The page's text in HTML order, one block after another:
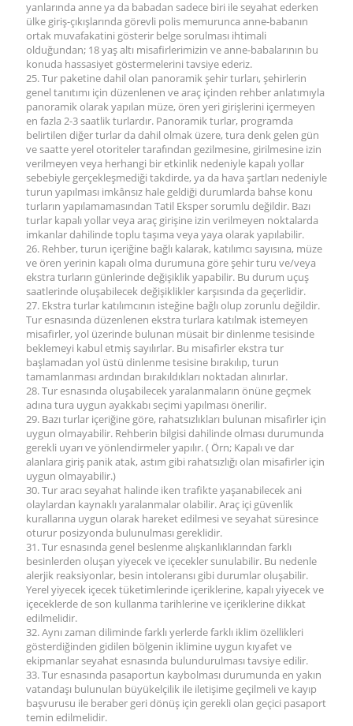
yanlarında anne ya da babadan sadece biri ile seyahat ederken
ülke giriş-çıkışlarında görevli polis memurunca anne-babanın
ortak muvafakatini gösterir belge sorulması ihtimali
olduğundan; 18 yaş altı misafirlerimizin ve anne-babalarının bu
konuda hassasiyet göstermelerini tavsiye ederiz.
25. Tur paketine dahil olan panoramik şehir turları, şehirlerin
genel tanıtımı için düzenlenen ve araç içinden rehber anlatımıyla
panoramik olarak yapılan müze, ören yeri girişlerini içermeyen
en fazla 2-3 saatlik turlardır. Panoramik turlar, programda
belirtilen diğer turlar da dahil olmak üzere, tura denk gelen gün
ve saatte yerel otoriteler tarafından gezilmesine, girilmesine izin
verilmeyen veya herhangi bir etkinlik nedeniyle kapalı yollar
sebebiyle gerçekleşmediği takdirde, ya da hava şartları nedeniyle
turun yapılması imkânsız hale geldiği durumlarda bahse konu
turların yapılamamasından Tatil Eksper sorumlu değildir. Bazı
turlar kapalı yollar veya araç girişine izin verilmeyen noktalarda
imkanlar dahilinde toplu taşıma veya yaya olarak yapılabilir.
26. Rehber, turun içeriğine bağlı kalarak, katılımcı sayısına, müze
ve ören yerinin kapalı olma durumuna göre şehir turu ve/veya
ekstra turların günlerinde değişiklik yapabilir. Bu durum uçuş
saatlerinde oluşabilecek değişiklikler karşısında da geçerlidir.
27. Ekstra turlar katılımcının isteğine bağlı olup zorunlu değildir.
Tur esnasında düzenlenen ekstra turlara katılmak istemeyen
misafirler, yol üzerinde bulunan müsait bir dinlenme tesisinde
beklemeyi kabul etmiş sayılırlar. Bu misafirler ekstra tur
başlamadan yol üstü dinlenme tesisine bırakılıp, turun
tamamlanması ardından bırakıldıkları noktadan alınırlar.
28. Tur esnasında oluşabilecek yaralanmaların önüne geçmek
adına tura uygun ayakkabı seçimi yapılması önerilir.
29. Bazı turlar içeriğine göre, rahatsızlıkları bulunan misafirler için
uygun olmayabilir. Rehberin bilgisi dahilinde olması durumunda
gerekli uyarı ve yönlendirmeler yapılır. ( Örn; Kapalı ve dar
alanlara giriş panik atak, astım gibi rahatsızlığı olan misafirler için
uygun olmayabilir.)
30. Tur aracı seyahat halinde iken trafikte yaşanabilecek ani
olaylardan kaynaklı yaralanmalar olabilir. Araç içi güvenlik
kurallarına uygun olarak hareket edilmesi ve seyahat süresince
oturur posizyonda bulunulması gereklidir.
31. Tur esnasında genel beslenme alışkanlıklarından farklı
besinlerden oluşan yiyecek ve içecekler sunulabilir. Bu nedenle
alerjik reaksiyonlar, besin intoleransı gibi durumlar oluşabilir.
Yerel yiyecek içecek tüketimlerinde içeriklerine, kapalı yiyecek ve
içeceklerde de son kullanma tarihlerine ve içeriklerine dikkat
edilmelidir.
32. Aynı zaman diliminde farklı yerlerde farklı iklim özellikleri
gösterdiğinden gidilen bölgenin iklimine uygun kıyafet ve
ekipmanlar seyahat esnasında bulundurulması tavsiye edilir.
33. Tur esnasında pasaportun kaybolması durumunda en yakın
vatandaşı bulunulan büyükelçilik ile iletişime geçilmeli ve kayıp
başvurusu ile beraber geri dönüş için gerekli olan geçici pasaport
temin edilmelidir.